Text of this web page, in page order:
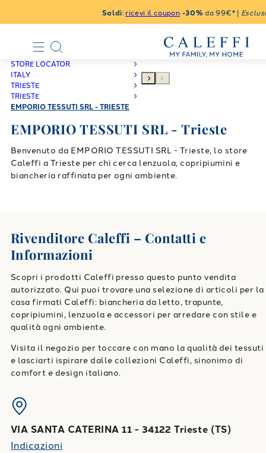
Saldi: ricevi il coupon -30%da 99€* |
STORE LOCATOR
ITALY
TRIESTE
TRIESTE
EMPORIO TESSUTI SRL - TRIESTE
EMPORIO TESSUTI SRL - Trieste
Benvenuto da EMPORIO TESSUTI SRL - Trieste, lo store
Caleffi a Trieste per chi cerca lenzuola, copripiumini e
biancheria raffinata per ogni ambiente.
Rivenditore Caleffi – Contatti e
Informazioni
Scopri i prodotti Caleffi presso questo punto vendita
autorizzato. Qui puoi trovare una selezione di articoli per la
casa firmati Caleffi: biancheria da letto, trapunte,
copripiumini, lenzuola e accessori per arredare con stile e
qualità ogni ambiente.
Visita il negozio per toccare con mano la qualità dei tessuti
e lasciarti ispirare dalle collezioni Caleffi, sinonimo di
comfort e design italiano.
VIA SANTA CATERINA 11 - 34122 Trieste (TS)
Indicazioni